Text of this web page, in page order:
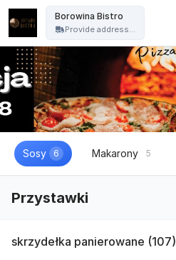
Borowina Bistro
Provide address...
Sosy 6 Makarony 5
Przystawki
skrzydełka panierowane (107)